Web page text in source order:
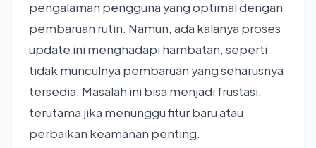
pengalaman pengguna yang optimal dengan
pembaruan rutin. Namun, ada kalanya proses
update ini menghadapi hambatan, seperti
tidak munculnya pembaruan yang seharusnya
tersedia. Masalah ini bisa menjadi frustasi,
terutama jika menunggu fitur baru atau
perbaikan keamanan penting.